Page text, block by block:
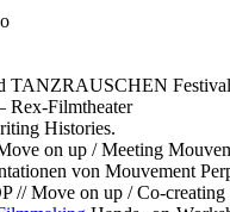
TANZRAUSCHEN Festival
Rex-Filmtheater
Histories.
on up / Meeting
von Mouvement
// Move on up / Co-creating